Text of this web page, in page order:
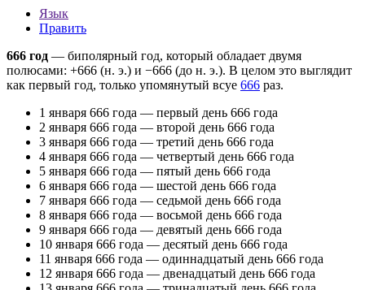
Язык
Править
666 год — биполярный год, который обладает двумя
полюсами: +666 (н. э.) и −666 (до н. э.). В целом это выглядит
как первый год, только упомянутый всуе 666 раз.
1 января 666 года — первый день 666 года
2 января 666 года — второй день 666 года
3 января 666 года — третий день 666 года
4 января 666 года — четвертый день 666 года
5 января 666 года — пятый день 666 года
6 января 666 года — шестой день 666 года
7 января 666 года — седьмой день 666 года
8 января 666 года — восьмой день 666 года
9 января 666 года — девятый день 666 года
10 января 666 года — десятый день 666 года
11 января 666 года — одиннадцатый день 666 года
12 января 666 года — двенадцатый день 666 года